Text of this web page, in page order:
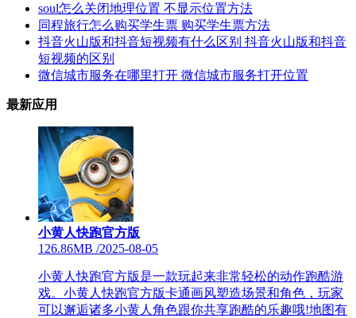
soul怎么关闭地理位置 不显示位置方法
同程旅行怎么购买学生票 购买学生票方法
抖音火山版和抖音短视频有什么区别 抖音火山版和抖音
短视频的区别
微信城市服务在哪里打开 微信城市服务打开位置
最新应用
小黄人快跑官方版
126.86MB /2025-08-05
小黄人快跑官方版是一款玩起来非常轻松的动作跑酷游
戏。小黄人快跑官方版卡通画风塑造场景和角色，玩家
可以邂逅诸多小黄人角色跟你共享跑酷的乐趣哦!地图有